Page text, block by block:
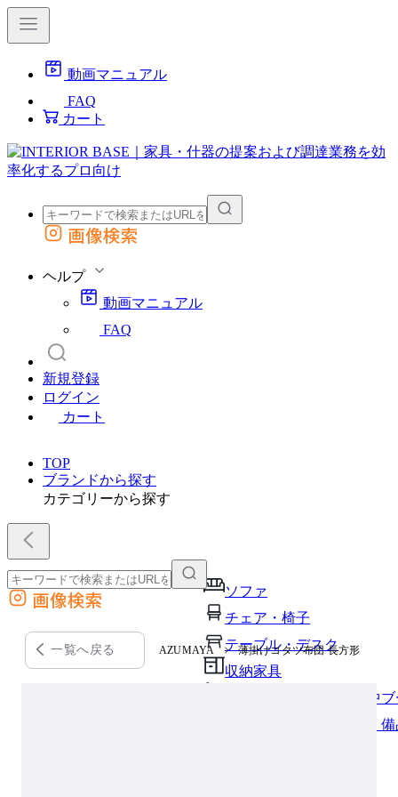
動画マニュアル
FAQ
カート
外部サイトの商品をカートに追加
画像検索
ヘルプ
動画マニュアル
FAQ
新規登録
ログイン
カート
TOP
ブランドから探す
カテゴリーから探す
ソファ
チェア・椅子
テーブル・デスク
収納家具
パーソナルブース・集中
オフィスアクセサリー・
外部サイトの商品をカートに追加
他のサイトで見つけた商品ページのURLを貼り付けて、カートに追加できます
画像検索
一覧へ戻る AZUMAYA 薄掛けコタツ布団 長方形